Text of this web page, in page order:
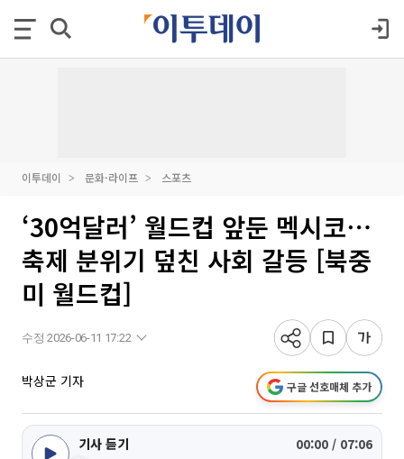
이투데이 문화·라이프 스포츠
‘30억달러’ 월드컵 앞둔 멕시코⋯
축제 분위기 덮친 사회 갈등 [북중
미 월드컵]
수정 2026-06-11 17:22
박상군 기자 구글 선호매체 추가
기사 듣기 00:00 / 07:06